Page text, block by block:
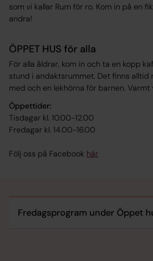
som vi kallar Rum för ro. Kom in på en
andra!
ÖPPET HUS för alla
För alla åldrar, kom in och ta en kopp
stund i andaktsrummet. Det finns alltid
med och en lekhörna för barnen. Varmt
Öppettider:
Tisdagar kl. 10.00-12.00
Fredagar kl. 14.00-16.00
Följ oss på Facebook här
Fredagsprogram under Öppet